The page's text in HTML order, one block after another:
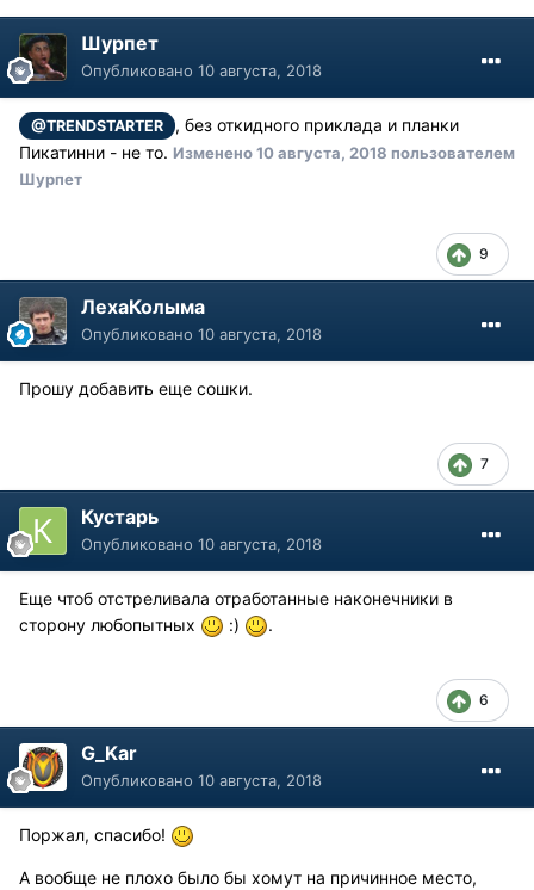
Шурпет
Опубликовано 10 августа, 2018
@TRENDSTARTER
, без откидного приклада и планки
Пикатинни - не то. Изменено10 августа, 2018 пользователем
Шурпет
9
ЛехаКолыма
Опубликовано 10 августа, 2018
Прошу добавить еще сошки.
7
Кустарь
Опубликовано 10 августа, 2018
Еще чтоб отстреливала отработанные наконечники в
сторону любопытных
:) .
6
G_Kar
Опубликовано 10 августа, 2018
Поржал, спасибо!
А вообще не плохо было бы хомут на причинное место,